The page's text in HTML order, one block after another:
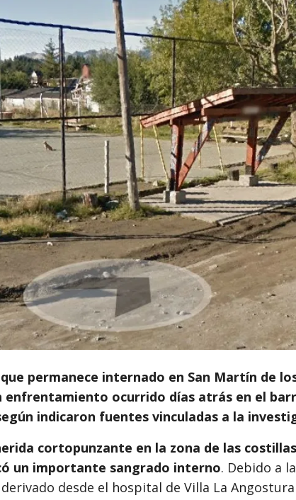
permanece internado en San Martín de
enfrentamiento ocurrido días atrás en el
indicaron fuentes vinculadas a la
cortopunzante en la zona de las costillas
un importante sangrado interno. Debido a
desde el hospital de Villa La